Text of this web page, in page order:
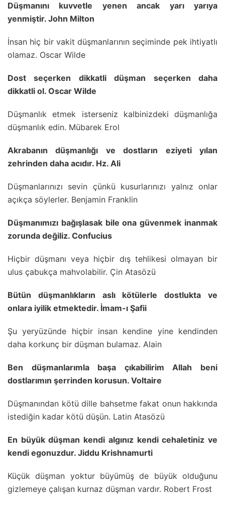
Düşmanını kuvvetle yenen ancak yarı yarıya
yenmiştir. John Milton
İnsan hiç bir vakit düşmanlarının seçiminde pek ihtiyatlı
olamaz. Oscar Wilde
Dost seçerken dikkatli düşman seçerken daha
dikkatli ol. Oscar Wilde
Düşmanlık etmek isterseniz kalbinizdeki düşmanlığa
düşmanlık edin. Mübarek Erol
Akrabanın düşmanlığı ve dostların eziyeti yılan
zehrinden daha acıdır. Hz. Ali
Düşmanlarınızı sevin çünkü kusurlarınızı yalnız onlar
açıkça söylerler. Benjamin Franklin
Düşmanımızı bağışlasak bile ona güvenmek inanmak
zorunda değiliz. Confucius
Hiçbir düşmanı veya hiçbir dış tehlikesi olmayan bir
ulus çabukça mahvolabilir. Çin Atasözü
Bütün düşmanlıkların aslı kötülerle dostlukta ve
onlara iyilik etmektedir. İmam-ı Şafii
Şu yeryüzünde hiçbir insan kendine yine kendinden
daha korkunç bir düşman bulamaz. Alain
Ben düşmanlarımla başa çıkabilirim Allah beni
dostlarımın şerrinden korusun. Voltaire
Düşmanından kötü dille bahsetme fakat onun hakkında
istediğin kadar kötü düşün. Latin Atasözü
En büyük düşman kendi algınız kendi cehaletiniz ve
kendi egonuzdur. Jiddu Krishnamurti
Küçük düşman yoktur büyümüş de büyük olduğunu
gizlemeye çalışan kurnaz düşman vardır. Robert Frost